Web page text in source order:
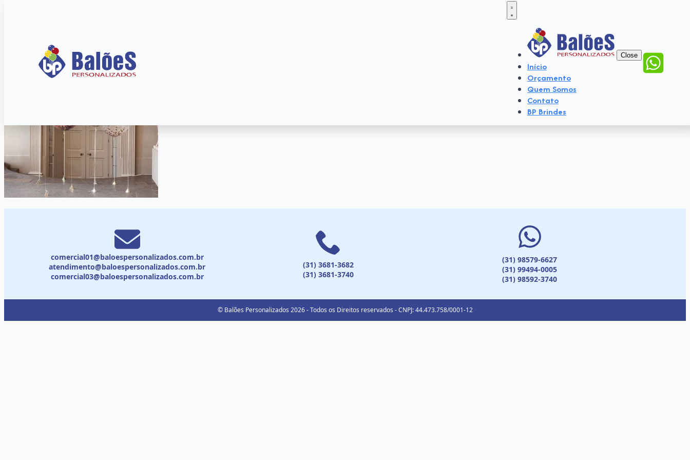
Close
Início
Orçamento
Quem Somos
Contato
BP Brindes
comercial01@baloespersonalizados.com.br
atendimento@baloespersonalizados.com.br
comercial03@baloespersonalizados.com.br
(31) 3681-3682
(31) 3681-3740
(31) 98579-6627
(31) 99494-0005
(31) 98592-3740
© Balões Personalizados 2026 - Todos os Direitos reservados - CNPJ: 44.473.758/0001-12